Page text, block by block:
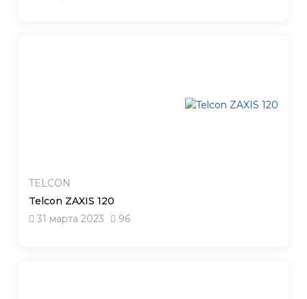
TELCON
Telcon ZAXIS 120
31 марта 2023
96